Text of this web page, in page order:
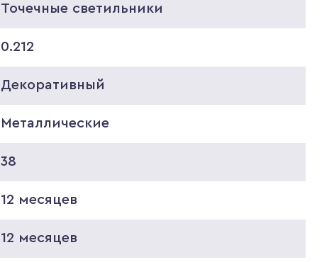
Точечные светильники
0.212
Декоративный
Металлические
38
12 месяцев
12 месяцев